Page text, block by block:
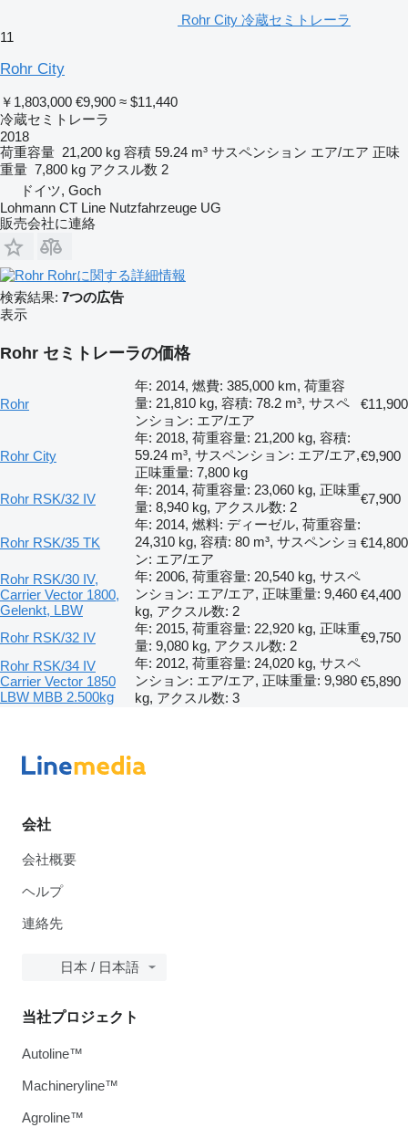
Rohr City 冷蔵セミトレーラ
11
Rohr City
￥1,803,000 €9,900 ≈ $11,440
冷蔵セミトレーラ
2018
荷重容量 21,200 kg 容積 59.24 m³ サスペンション エア/エア 正味
重量 7,800 kg アクスル数 2
ドイツ, Goch
Lohmann CT Line Nutzfahrzeuge UG
販売会社に連絡
Rohrに関する詳細情報
検索結果: 7つの広告
表示
Rohr セミトレーラの価格
Rohr
年: 2014, 燃費: 385,000 km, 荷重容
量: 21,810 kg, 容積: 78.2 m³, サスペ
ンション: エア/エア
€11,900
Rohr City
年: 2018, 荷重容量: 21,200 kg, 容積:
59.24 m³, サスペンション: エア/エア,
正味重量: 7,800 kg
€9,900
Rohr RSK/32 IV
年: 2014, 荷重容量: 23,060 kg, 正味重
量: 8,940 kg, アクスル数: 2
€7,900
Rohr RSK/35 TK
年: 2014, 燃料: ディーゼル, 荷重容量:
24,310 kg, 容積: 80 m³, サスペンショ
ン: エア/エア
€14,800
Rohr RSK/30 IV,
Carrier Vector 1800,
Gelenkt, LBW
年: 2006, 荷重容量: 20,540 kg, サスペ
ンション: エア/エア, 正味重量: 9,460
kg, アクスル数: 2
€4,400
Rohr RSK/32 IV
年: 2015, 荷重容量: 22,920 kg, 正味重
量: 9,080 kg, アクスル数: 2
€9,750
Rohr RSK/34 IV
Carrier Vector 1850
LBW MBB 2.500kg
年: 2012, 荷重容量: 24,020 kg, サスペ
ンション: エア/エア, 正味重量: 9,980
kg, アクスル数: 3
€5,890
会社
会社概要
ヘルプ
連絡先
日本 / 日本語
当社プロジェクト
Autoline™
Machineryline™
Agroline™